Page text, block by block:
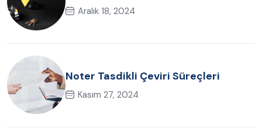
Aralık 18, 2024
Noter Tasdikli Çeviri Süreçleri
Kasım 27, 2024